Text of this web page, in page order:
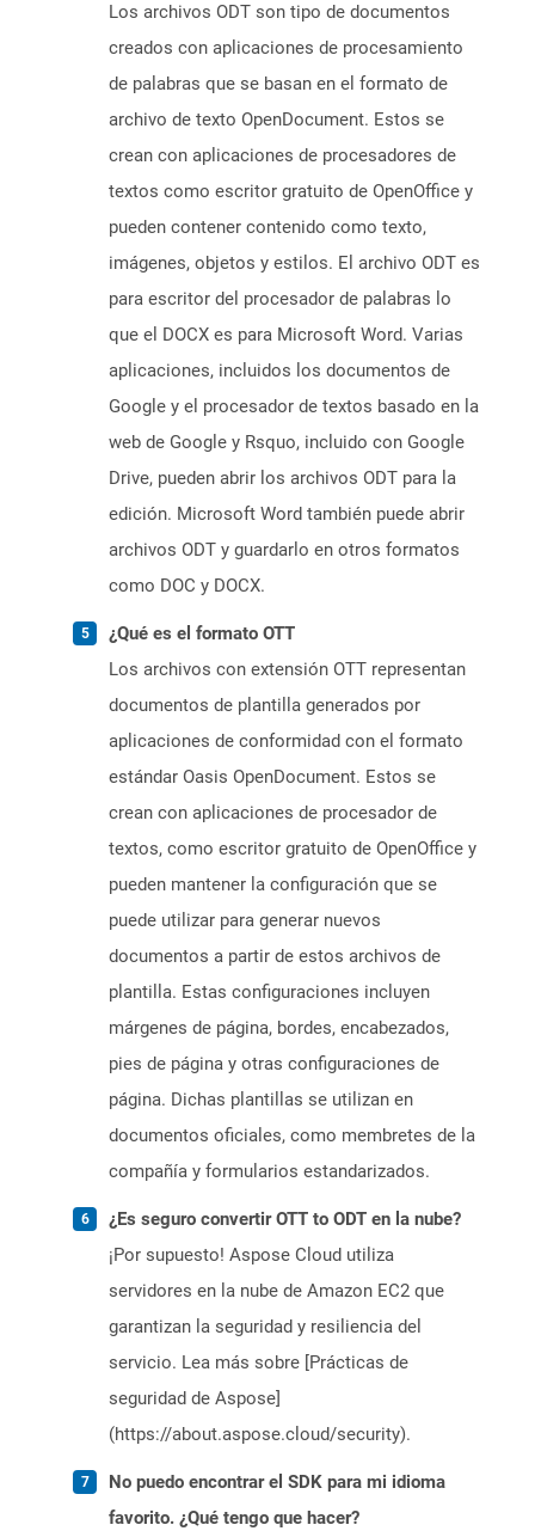
Los archivos ODT son tipo de documentos
creados con aplicaciones de procesamiento
de palabras que se basan en el formato de
archivo de texto OpenDocument. Estos se
crean con aplicaciones de procesadores de
textos como escritor gratuito de OpenOffice y
pueden contener contenido como texto,
imágenes, objetos y estilos. El archivo ODT es
para escritor del procesador de palabras lo
que el DOCX es para Microsoft Word. Varias
aplicaciones, incluidos los documentos de
Google y el procesador de textos basado en la
web de Google y Rsquo, incluido con Google
Drive, pueden abrir los archivos ODT para la
edición. Microsoft Word también puede abrir
archivos ODT y guardarlo en otros formatos
como DOC y DOCX.
¿Qué es el formato OTT
Los archivos con extensión OTT representan
documentos de plantilla generados por
aplicaciones de conformidad con el formato
estándar Oasis OpenDocument. Estos se
crean con aplicaciones de procesador de
textos, como escritor gratuito de OpenOffice y
pueden mantener la configuración que se
puede utilizar para generar nuevos
documentos a partir de estos archivos de
plantilla. Estas configuraciones incluyen
márgenes de página, bordes, encabezados,
pies de página y otras configuraciones de
página. Dichas plantillas se utilizan en
documentos oficiales, como membretes de la
compañía y formularios estandarizados.
¿Es seguro convertir OTT to ODT en la nube?
¡Por supuesto! Aspose Cloud utiliza
servidores en la nube de Amazon EC2 que
garantizan la seguridad y resiliencia del
servicio. Lea más sobre [Prácticas de
seguridad de Aspose]
(https://about.aspose.cloud/security).
No puedo encontrar el SDK para mi idioma
favorito. ¿Qué tengo que hacer?